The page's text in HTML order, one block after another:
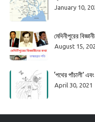
January 10,
মেদিনীপুরের
August 15,
‘পথের পাঁচালী’
April 30, 2021